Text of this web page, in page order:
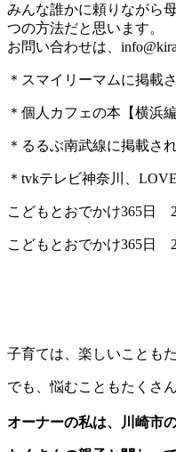
みんな誰かに頼りながら
つの方法だと思います。
お問い合わせは、
＊スマイリーマムに掲載
＊個人カフェの本【横浜
＊るるぶ南武線に掲載さ
＊tvkテレビ神奈川、
こどもとおでかけ365日
こどもとおでかけ365日
子育ては、楽しいことも
でも、悩むこともたくさん
オーナーの私は、川崎市